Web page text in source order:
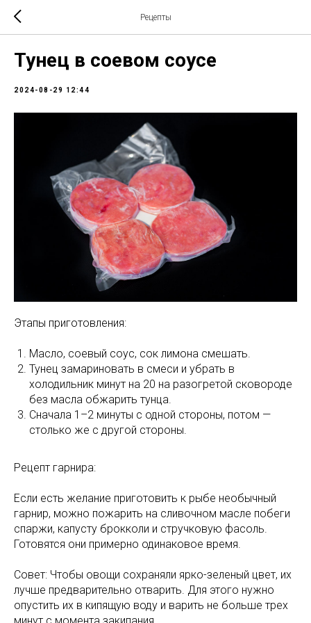
Рецепты
Тунец в соевом соусе
2024-08-29 12:44
Этапы приготовления:
Масло, соевый соус, сок лимона смешать.
Тунец замариновать в смеси и убрать в
холодильник минут на 20 на разогретой сковороде
без масла обжарить тунца.
Сначала 1–2 минуты с одной стороны, потом —
столько же с другой стороны.
Рецепт гарнира:
Если есть желание приготовить к рыбе необычный
гарнир, можно пожарить на сливочном масле побеги
спаржи, капусту брокколи и стручковую фасоль.
Готовятся они примерно одинаковое время.
Совет: Чтобы овощи сохраняли ярко-зеленый цвет, их
лучше предварительно отварить. Для этого нужно
опустить их в кипящую воду и варить не больше трех